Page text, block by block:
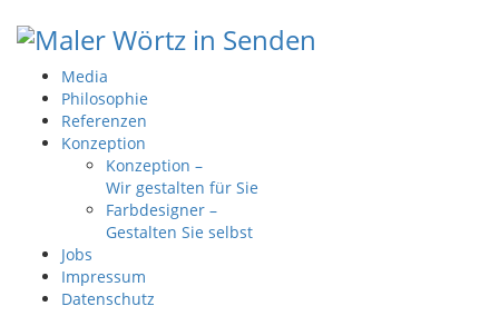
Media
Philosophie
Referenzen
Konzeption
Konzeption –
Wir gestalten für Sie
Farbdesigner –
Gestalten Sie selbst
Jobs
Impressum
Datenschutz